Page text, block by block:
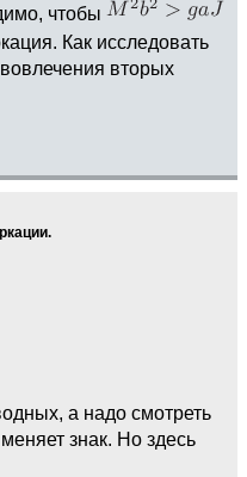
чтобы
Как исследовать
вторых
а надо смотреть
знак. Но здесь